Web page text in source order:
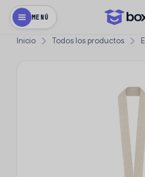
MENÚ
Inicio Todos los productos